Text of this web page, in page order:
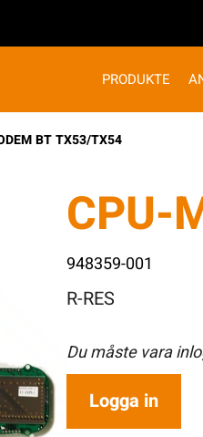
PRODUKTE
BT TX53/TX54
CPU-
948359-001
R-RES
Du måste vara
Logga in